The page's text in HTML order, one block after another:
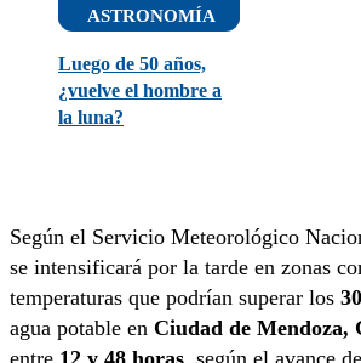
ASTRONOMÍA
Luego de 50 años,
¿vuelve el hombre a
la luna?
Según el Servicio Meteorológico
se intensificará por la tarde en zonas
temperaturas que podrían superar los
agua potable en Ciudad de Mendoza,
entre 12 y 48 horas, según el avance